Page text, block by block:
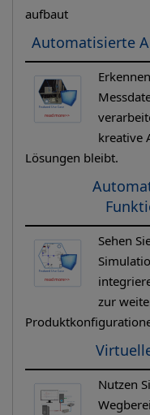
aufbaut
Automatisierte
kreative
Lösungen bleibt.
Sehen
zur
Nutzen